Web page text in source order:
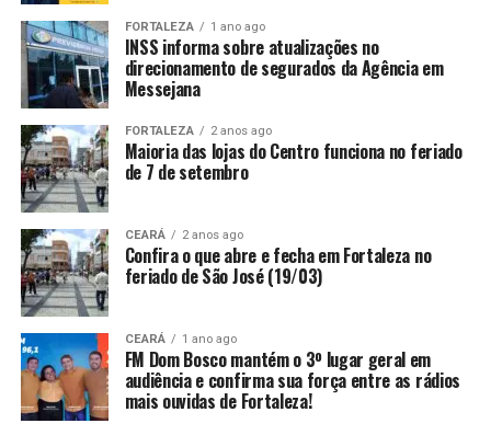
FORTALEZA 1 ano ago
INSS informa sobre atualizações no
direcionamento de segurados da Agência em
Messejana
FORTALEZA 2 anos ago
Maioria das lojas do Centro funciona no feriado
de 7 de setembro
CEARÁ 2 anos ago
Confira o que abre e fecha em Fortaleza no
feriado de São José (19/03)
CEARÁ 1 ano ago
FM Dom Bosco mantém o 3º lugar geral em
audiência e confirma sua força entre as rádios
mais ouvidas de Fortaleza!